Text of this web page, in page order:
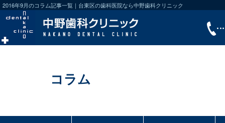
2016年9月のコラム記事一覧｜台東区の歯科医院なら中野歯科クリニック
コラム